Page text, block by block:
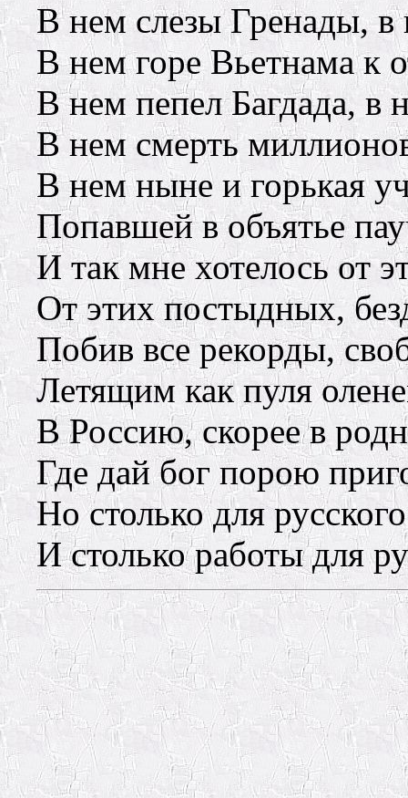
В нем слезы Гренады,
В нем горе Вьетнама к
В нем пепел Багдада,
В нем смерть
В нем ныне и горькая
Попавшей в объятье
И так мне хотелось от
От этих постыдных,
Побив все рекорды,
Летящим как пуля
В Россию, скорее в
Где дай бог порою
Но столько для
И столько работы для